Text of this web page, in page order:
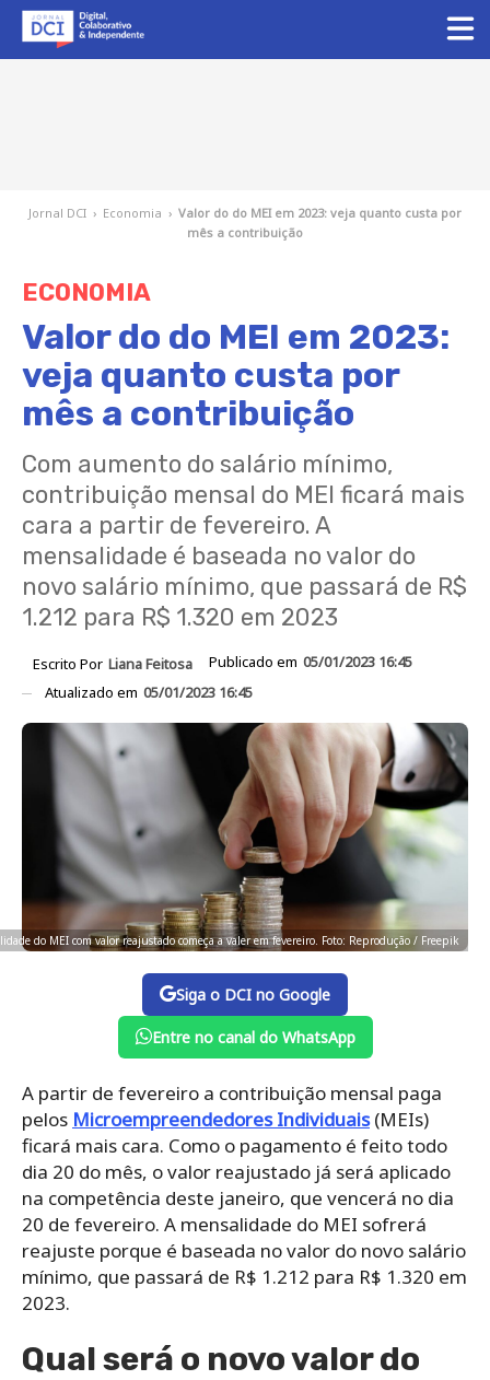
Jornal DCI › Economia › Valor do do MEI em 2023: veja quanto custa por
mês a contribuição
ECONOMIA
Valor do do MEI em 2023:
veja quanto custa por
mês a contribuição
Com aumento do salário mínimo,
contribuição mensal do MEI ficará mais
cara a partir de fevereiro. A
mensalidade é baseada no valor do
novo salário mínimo, que passará de R$
1.212 para R$ 1.320 em 2023
Escrito Por Liana Feitosa Publicado em 05/01/2023 16:45
Atualizado em 05/01/2023 16:45
do MEI com valor reajustado começa a valer em fevereiro. Foto: Reprodução / Freepik
Siga o DCI no Google
Entre no canal do WhatsApp
A partir de fevereiro a contribuição mensal paga
pelos Microempreendedores Individuais(MEIs)
ficará mais cara. Como o pagamento é feito todo
dia 20 do mês, o valor reajustado já será aplicado
na competência deste janeiro, que vencerá no dia
20 de fevereiro. A mensalidade do MEI sofrerá
reajuste porque é baseada no valor do novo salário
mínimo, que passará de R$ 1.212 para R$ 1.320 em
2023.
Qual será o novo valor do